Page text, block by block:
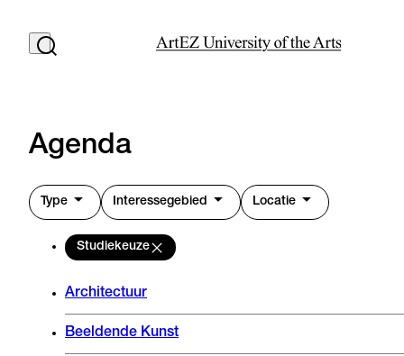
Agenda
Type Interessegebied Locatie
Studiekeuze
Architectuur
Beeldende Kunst